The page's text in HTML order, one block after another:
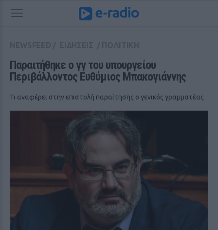
Παραιτήθηκε ο γγ του υπουργείου
Περιβάλλοντος Ευθύμιος Μπακογιάννης
Τι αναφέρει στην επιστολή παραίτησης ο γενικός γραμματέας